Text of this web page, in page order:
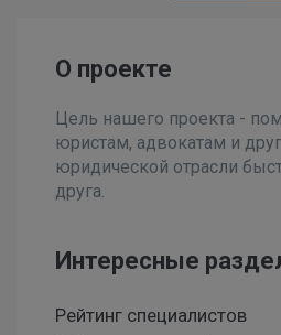
О проекте
Цель нашего проекта -
юристам, адвокатам и
юридической отрасли
друга.
Интересные
Рейтинг специалистов